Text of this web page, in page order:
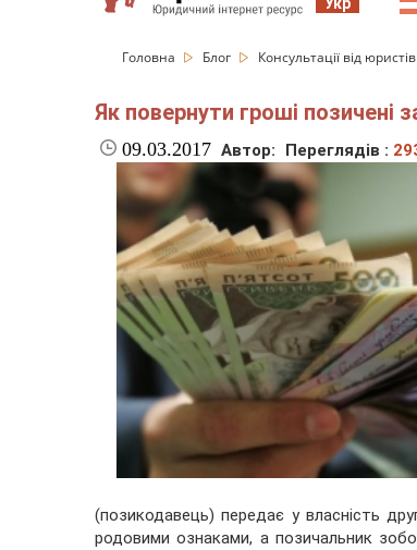
Головна Блог Консультації від юристів
Як повернути гроші позичені
09.03.2017 Автор: Переглядів :
(позикодавець) передає у власність
родовими ознаками, а позичальник